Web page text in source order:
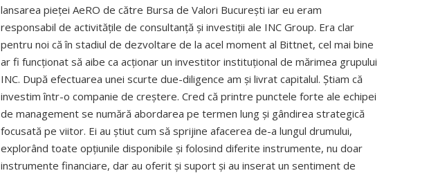
lansarea pieței AeRO de către Bursa de Valori București iar eu eram
responsabil de activitățile de consultanță și investiții ale INC Group. Era clar
pentru noi că în stadiul de dezvoltare de la acel moment al Bittnet, cel mai bine
ar fi funcționat să aibe ca acționar un investitor instituțional de mărimea grupului
INC. După efectuarea unei scurte due-diligence am și livrat capitalul. Știam că
investim într-o companie de creștere. Cred că printre punctele forte ale echipei
de management se numără abordarea pe termen lung și gândirea strategică
focusată pe viitor. Ei au știut cum să sprijine afacerea de-a lungul drumului,
explorând toate opțiunile disponibile și folosind diferite instrumente, nu doar
instrumente financiare, dar au oferit și suport și au inserat un sentiment de